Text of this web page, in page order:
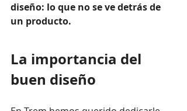
diseño: lo que no se ve detrás de
un producto.
La importancia del
buen diseño